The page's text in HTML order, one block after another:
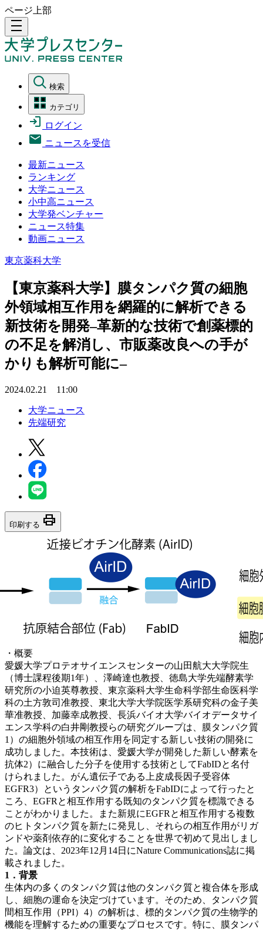
ページ上部
density_medium
検索
カテゴリ
ログイン
ニュースを受信
最新ニュース
ランキング
大学ニュース
小中高ニュース
大学発ベンチャー
ニュース特集
動画ニュース
東京薬科大学
【東京薬科大学】膜タンパク質の細胞
外領域相互作用を網羅的に解析できる
新技術を開発–革新的な技術で創薬標的
の不足を解消し、市販薬改良への手が
かりも解析可能に–
2024.02.21 11:00
大学ニュース
先端研究
印刷する print
・概要
愛媛大学プロテオサイエンスセンターの山田航大大学院生
（博士課程後期1年）、澤崎達也教授、徳島大学先端酵素学
研究所の小迫英尊教授、東京薬科大学生命科学部生命医科学
科の土方敦司准教授、東北大学大学院医学系研究科の金子美
華准教授、加藤幸成教授、長浜バイオ大学バイオデータサイ
エンス学科の白井剛教授らの研究グループは、膜タンパク質
1）の細胞外領域の相互作用を同定する新しい技術の開発に
成功しました。本技術は、愛媛大学が開発した新しい酵素を
抗体2）に融合した分子を使用する技術としてFabIDと名付
けられました。がん遺伝子である上皮成長因子受容体
EGFR3）というタンパク質の解析をFabIDによって行ったと
ころ、EGFRと相互作用する既知のタンパク質を標識できる
ことがわかりました。また新規にEGFRと相互作用する複数
のヒトタンパク質を新たに発見し、それらの相互作用がリガ
ンドや薬剤依存的に変化することを世界で初めて見出しまし
た。論文は、2023年12月14日にNature Communications誌に掲
載されました。
1．背景
生体内の多くのタンパク質は他のタンパク質と複合体を形成
し、細胞の運命を決定づけています。そのため、タンパク質
間相互作用（PPI）4）の解析は、標的タンパク質の生物学的
機能を理解するための重要なプロセスです。特に、膜タンパ